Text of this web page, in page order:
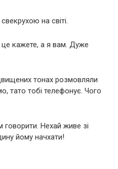
на світі.
це кажете, а я вам. Дуже
тонах розмовляли
тато тобі телефонує. Чого
Нехай живе зі
йому начхати!